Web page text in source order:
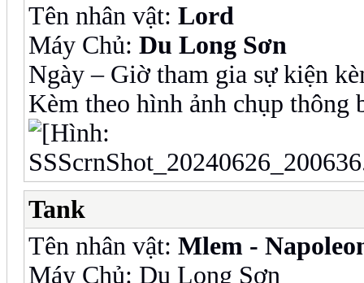
Tên nhân vật: Lord
Máy Chủ: Du Long Sơn
Ngày – Giờ tham gia sự kiện
Kèm theo hình ảnh chụp thông
Tank
Tên nhân vật: Mlem -
Máy Chủ: Du Long Sơn